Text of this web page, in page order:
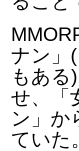
ナン」
もある
せ、「
ン」か
ていた